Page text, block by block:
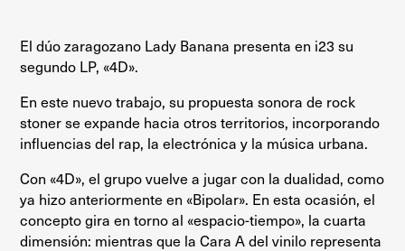
El dúo zaragozano Lady Banana presenta en i23 su
segundo LP, «4D».
En este nuevo trabajo, su propuesta sonora de rock
stoner se expande hacia otros territorios, incorporando
influencias del rap, la electrónica y la música urbana.
Con «4D», el grupo vuelve a jugar con la dualidad, como
ya hizo anteriormente en «Bipolar». En esta ocasión, el
concepto gira en torno al «espacio-tiempo», la cuarta
dimensión: mientras que la Cara A del vinilo representa